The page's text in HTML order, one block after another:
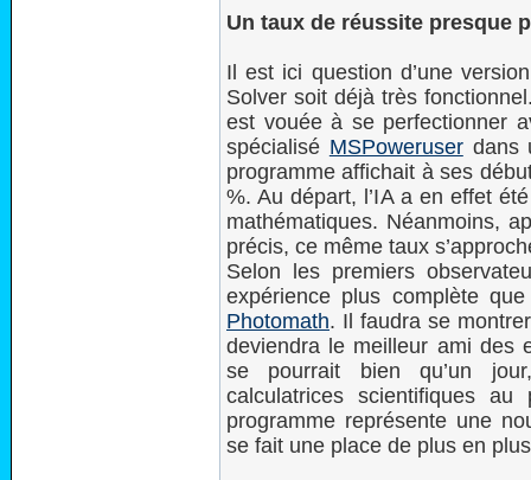
Un taux de réussite presque
Il est ici question d’une
Solver soit déjà très
est vouée à se perfectionner
spécialisé MSPoweruserdans
programme affichait à ses
%. Au départ, l’IA a en effet
mathématiques. Néanmoins,
précis, ce même taux
Selon les premiers
expérience plus complète
Photomath. Il faudra se
deviendra le meilleur ami des
se pourrait bien qu’un
calculatrices scientifiques
programme représente une
se fait une place de plus en